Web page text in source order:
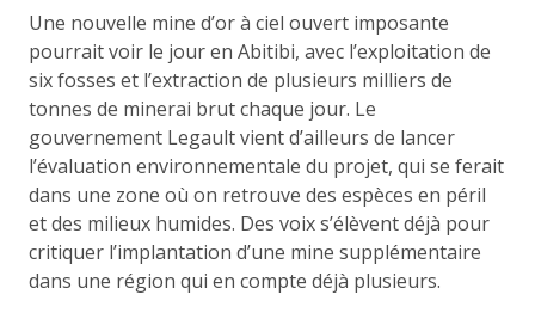
Une nouvelle mine d’or à ciel ouvert imposante
pourrait voir le jour en Abitibi, avec l’exploitation de
six fosses et l’extraction de plusieurs milliers de
tonnes de minerai brut chaque jour. Le
gouvernement Legault vient d’ailleurs de lancer
l’évaluation environnementale du projet, qui se ferait
dans une zone où on retrouve des espèces en péril
et des milieux humides. Des voix s’élèvent déjà pour
critiquer l’implantation d’une mine supplémentaire
dans une région qui en compte déjà plusieurs.